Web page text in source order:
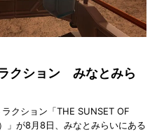
クション みなとみら
クション「THE SUNSET OF
」が8月8日、みなとみらいにある